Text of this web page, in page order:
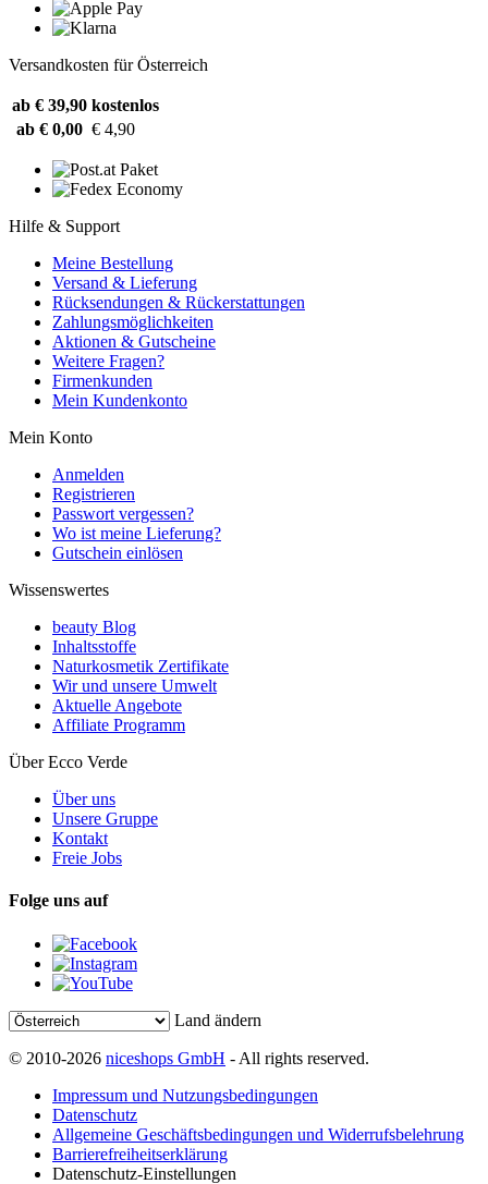
Versandkosten für Österreich
ab € 39,90 kostenlos
ab € 0,00 € 4,90
Hilfe & Support
Meine Bestellung
Versand & Lieferung
Rücksendungen & Rückerstattungen
Zahlungsmöglichkeiten
Aktionen & Gutscheine
Weitere Fragen?
Firmenkunden
Mein Kundenkonto
Mein Konto
Anmelden
Registrieren
Passwort vergessen?
Wo ist meine Lieferung?
Gutschein einlösen
Wissenswertes
beauty Blog
Inhaltsstoffe
Naturkosmetik Zertifikate
Wir und unsere Umwelt
Aktuelle Angebote
Affiliate Programm
Über Ecco Verde
Über uns
Unsere Gruppe
Kontakt
Freie Jobs
Folge uns auf
Land ändern
© 2010-2026 niceshops GmbH - All rights reserved.
Impressum und Nutzungsbedingungen
Datenschutz
Allgemeine Geschäftsbedingungen und Widerrufsbelehrung
Barrierefreiheitserklärung
Datenschutz-Einstellungen